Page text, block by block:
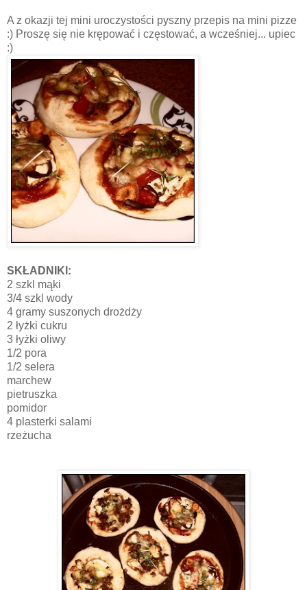
A z okazji tej mini uroczystości pyszny przepis na mini pizze
:) Proszę się nie krępować i częstować, a wcześniej... upiec
:)
SKŁADNIKI:
2 szkl mąki
3/4 szkl wody
4 gramy suszonych drożdży
2 łyżki cukru
3 łyżki oliwy
1/2 pora
1/2 selera
marchew
pietruszka
pomidor
4 plasterki salami
rzeżucha